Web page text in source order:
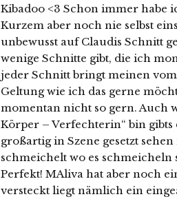
Kibadoo <3 Schon immer habe
Kurzem aber noch nie selbst
unbewusst auf Claudis Schnitt
wenige Schnitte gibt, die ich
jeder Schnitt bringt meinen
Geltung wie ich das gerne
momentan nicht so gern. Auch
Körper – Verfechterin“ bin
großartig in Szene gesetzt
schmeichelt wo es
Perfekt! MAliva hat aber noch
versteckt liegt nämlich ein